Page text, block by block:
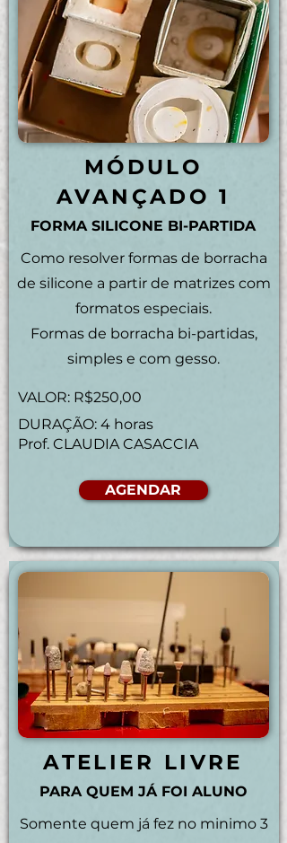
MÓDULO
AVANÇADO 1
FORMA SILICONE BI-PARTIDA
Como resolver formas de borracha
de silicone a partir de matrizes com
formatos especiais.
Formas de borracha bi-partidas,
simples e com gesso.
VALOR: R$250,00
DURAÇÃO: 4 horas
Prof. CLAUDIA CASACCIA
AGENDAR
ATELIER LIVRE
PARA QUEM JÁ FOI ALUNO
Somente quem já fez no minimo 3